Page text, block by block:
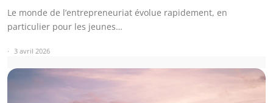
Le monde de l’entrepreneuriat évolue rapidement, en
particulier pour les jeunes…
3 avril 2026